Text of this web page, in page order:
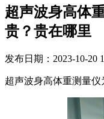
超声波身高体
贵？贵在哪里
发布日期：2023-10-20
超声波身高体重测量